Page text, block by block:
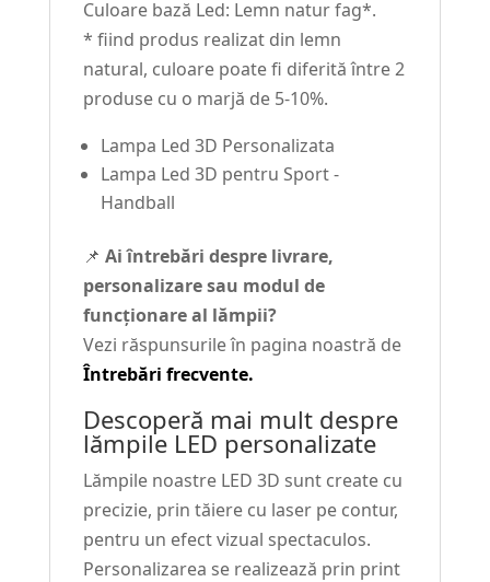
Culoare bază Led: Lemn natur fag*.
* fiind produs realizat din lemn
natural, culoare poate fi diferită între 2
produse cu o marjă de 5-10%.
Lampa Led 3D Personalizata
Lampa Led 3D pentru Sport -
Handball
📌 Ai întrebări despre livrare,
personalizare sau modul de
funcționare al lămpii?
Vezi răspunsurile în pagina noastră de
Întrebări frecvente.
Descoperă mai mult despre
lămpile LED personalizate
Lămpile noastre LED 3D sunt create cu
precizie, prin tăiere cu laser pe contur,
pentru un efect vizual spectaculos.
Personalizarea se realizează prin print